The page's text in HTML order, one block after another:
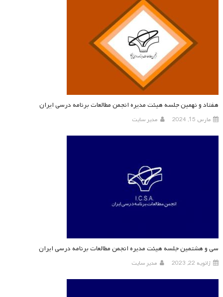
هفتاد و نهمین جلسه هیئت مدیره انجمن مطالعات برنامه درسی ایران
مارس 15, 2024 مدیر سایت
سی و هشتمین جلسه هیئت مدیره انجمن مطالعات برنامه درسی ایران
ژانویه 22, 2023 مدیر سایت